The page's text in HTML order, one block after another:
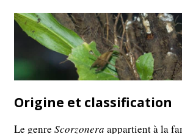
Origine et classification
Le genreScorzonera appartient à la